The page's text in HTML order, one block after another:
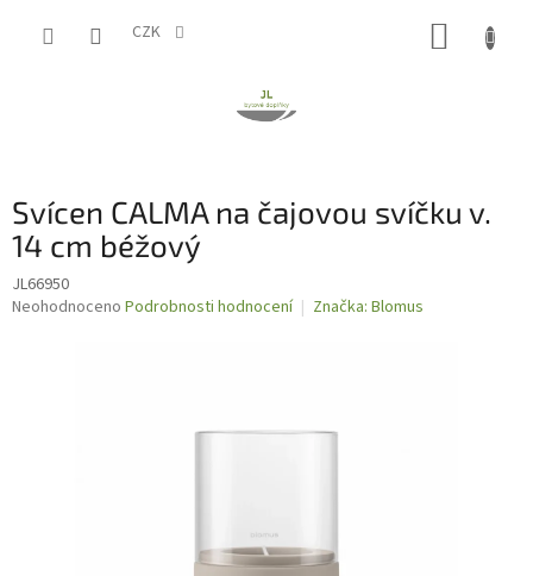
CZK
Svícen CALMA na čajovou svíčku v.
14 cm béžový
JL66950
Průměrné
Neohodnoceno Podrobnosti hodnocení Značka: Blomus